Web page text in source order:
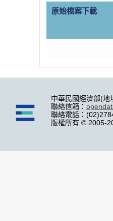
原始檔案下載
中華民國經濟部(地
聯絡信箱：
聯絡電話：
版權所有 © 2005-